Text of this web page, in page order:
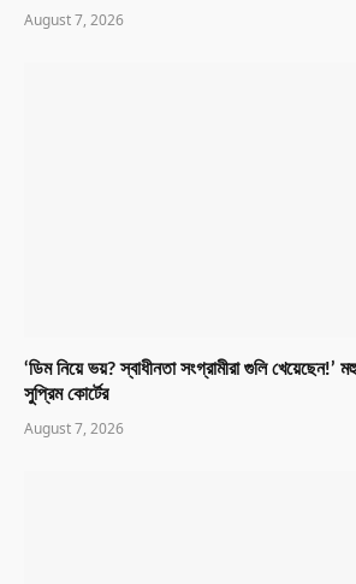
August 7, 2026
‘ডিম নিয়ে ভয়? স্বাধীনতা সংগ্রামীরা গুলি খেয়েছেন!’
সুপ্রিম কোর্টের
August 7, 2026